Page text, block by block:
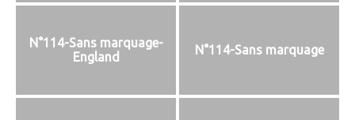
N°114-Sans marquage-
England
N°114-Sans marquage